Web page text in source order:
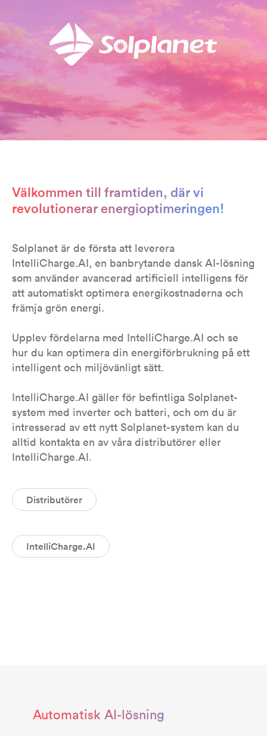
Välkommen till framtiden, där vi
revolutionerar energioptimeringen!
Solplanet är de första att leverera
IntelliCharge.AI, en banbrytande dansk AI-lösning
som använder avancerad artificiell intelligens för
att automatiskt optimera energikostnaderna och
främja grön energi.
Upplev fördelarna med IntelliCharge.AI och se
hur du kan optimera din energiförbrukning på ett
intelligent och miljövänligt sätt.
IntelliCharge.AI gäller för befintliga Solplanet-
system med inverter och batteri, och om du är
intresserad av ett nytt Solplanet-system kan du
alltid kontakta en av våra distributörer eller
IntelliCharge.AI.
Distributörer
IntelliCharge.AI
Automatisk AI-lösning